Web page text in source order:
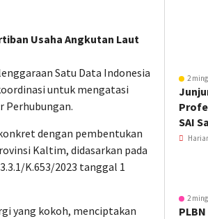
Usaha Angkutan Laut
Satu Data Indonesia
untuk mengatasi
Perhubungan.
dengan pembentukan
Kaltim, didasarkan pada
K.653/2023 tanggal 1
yang kokoh, menciptakan
2
SAI
2